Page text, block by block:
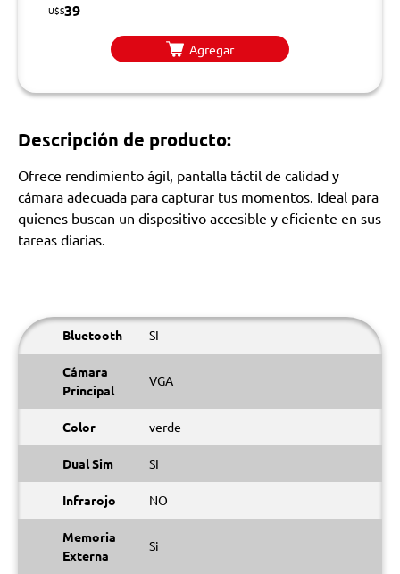
U$S39
Agregar
Descripción de producto:
Ofrece rendimiento ágil, pantalla táctil de calidad y
cámara adecuada para capturar tus momentos. Ideal para
quienes buscan un dispositivo accesible y eficiente en sus
tareas diarias.
Bluetooth SI
Cámara
Principal
VGA
Color verde
Dual Sim SI
Infrarojo NO
Memoria
Externa
Si